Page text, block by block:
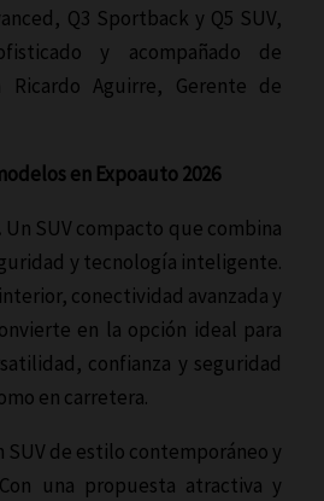
Q3 Sportback y Q5 SUV,
y acompañado de
Ricardo Aguirre, Gerente de
en Expoauto 2026
Un SUV compacto que combina
y tecnología inteligente.
conectividad avanzada y
en la opción ideal para
confianza y seguridad
en carretera.
SUV de estilo contemporáneo y
una propuesta atractiva y